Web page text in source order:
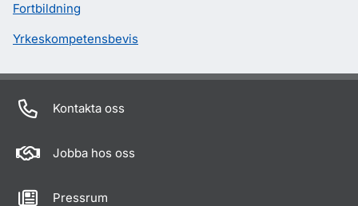
Fortbildning
Yrkeskompetensbevis
Kontakta oss
Jobba hos oss
Pressrum